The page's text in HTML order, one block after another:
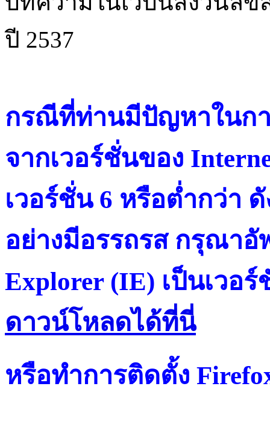
ปี 2537
กรณีที่ท่านมีปัญหาในกา
จากเวอร์ชั่นของ
เวอร์ชั่น 6 หรือต่ำกว่า
อย่างมีอรรถรส กรุณาอั
Explorer (IE) เป็นเวอ
ดาวน์โหลดได้ที่น
หรือทำการติดตั้ง